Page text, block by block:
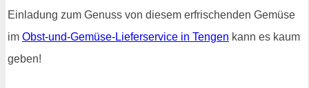
Einladung zum Genuss von diesem erfrischenden Gemüse
im Obst-und-Gemüse-Lieferservice in Tengen kann es kaum
geben!